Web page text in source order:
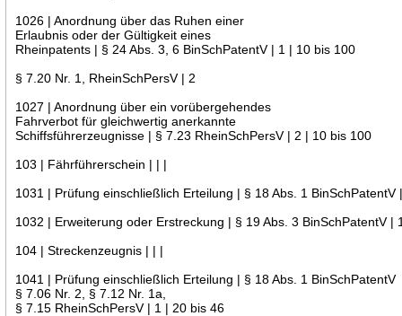
1026 | Anordnung über das Ruhen einer
Erlaubnis oder der Gültigkeit eines
Rheinpatents | § 24 Abs. 3, 6 BinSchPatentV | 1 | 10 bis 100
§ 7.20 Nr. 1, RheinSchPersV | 2
1027 | Anordnung über ein vorübergehendes
Fahrverbot für gleichwertig anerkannte
Schiffsführerzeugnisse | § 7.23 RheinSchPersV | 2 | 10 bis 100
103 | Fährführerschein | | |
1031 | Prüfung einschließlich Erteilung | § 18 Abs. 1 BinSchPatentV
1032 | Erweiterung oder Erstreckung | § 19 Abs. 3 BinSchPatentV |
104 | Streckenzeugnis | | |
1041 | Prüfung einschließlich Erteilung | § 18 Abs. 1 BinSchPatentV
§ 7.06 Nr. 2, § 7.12 Nr. 1a,
§ 7.15 RheinSchPersV | 1 | 20 bis 46